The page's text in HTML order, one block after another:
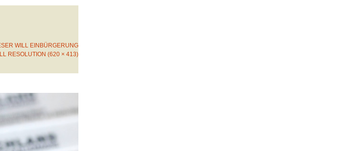
WILL EINBÜRGERUNG
RESOLUTION (620 × 413)